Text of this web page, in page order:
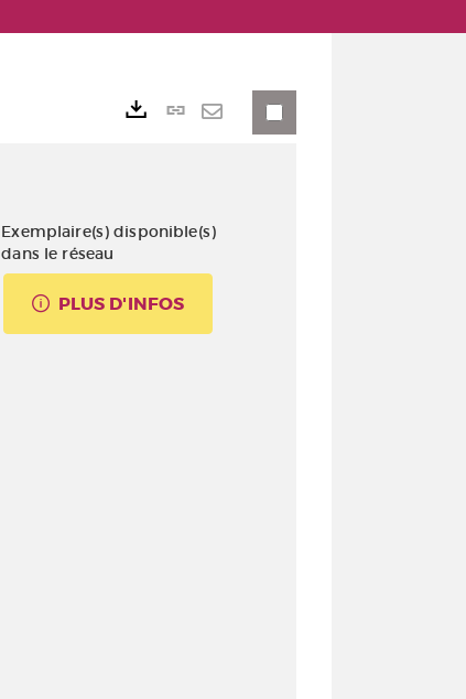
Lien
fenêtre)
mail
Exemplaire(s) disponible(s)
dans le réseau
PLUS D'INFOS